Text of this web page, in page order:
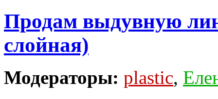
Продам выдувную
слойная)
Модераторы: plastic,